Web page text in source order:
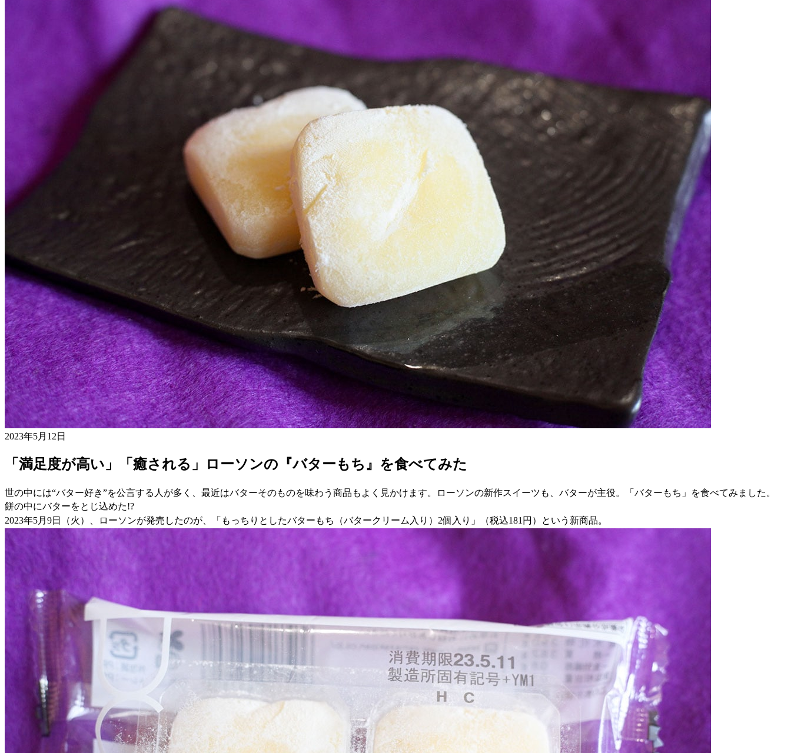
2023年5月12日
「満足度が高い」「癒される」ローソンの『バターもち』を食べてみた
世の中には“バター好き”を公言する人が多く、最近はバターそのものを味わう商品もよく見かけます。ローソンの新作スイーツも、バターが主役。「バターもち」を食べてみました。
餅の中にバターをとじ込めた!?
2023年5月9日（火）、ローソンが発売したのが、「もっちりとしたバターもち（バタークリーム入り）2個入り」（税込181円）という新商品。